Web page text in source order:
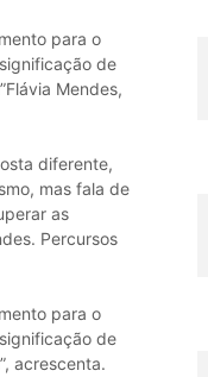
para o
de
Mendes,
diferente,
mas fala de
as
Percursos
para o
de
acrescenta.